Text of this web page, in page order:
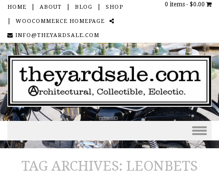
0 items - $0.00
HOME ABOUT BLOG SHOP
WOOCOMMERCE HOMEPAGE
INFO@THEYARDSALE.COM
Skip to content
TAG ARCHIVES: LEONBETS